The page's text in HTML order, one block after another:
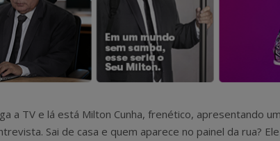
a TV e lá está Milton Cunha, frenético, apresentando
Sai de casa e quem aparece no painel da rua?